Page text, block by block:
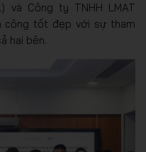
và Công ty TNHH LMAT
công tốt đẹp với sự tham
hai bên.